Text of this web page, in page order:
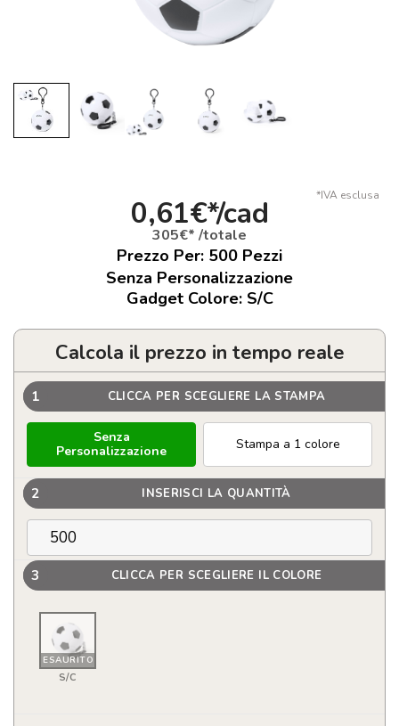
*IVA esclusa
0,61€*/cad
305€* /totale
Prezzo Per: 500 Pezzi
Senza Personalizzazione
Gadget Colore: S/C
Calcola il prezzo in tempo reale
1 CLICCA PER SCEGLIERE LA STAMPA
Senza
Personalizzazione
Stampa a 1 colore
2 INSERISCI LA QUANTITÀ
3 CLICCA PER SCEGLIERE IL COLORE
ESAURITO
S/C